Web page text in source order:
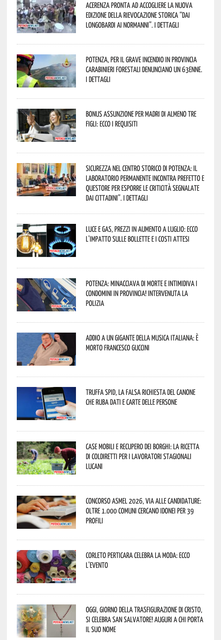
Acerenza pronta ad accogliere la nuova
edizione della rievocazione storica “Dai
Longobardi ai Normanni”. I dettagli
Potenza, per il grave incendio in Provincia
Carabinieri forestali denunciano un 63enne.
I dettagli
Bonus assunzione per madri di almeno tre
figli: ecco i requisiti
Sicurezza nel Centro Storico di Potenza: il
Laboratorio Permanente incontra Prefetto e
Questore per esporre le criticità segnalate
dai cittadini”. I dettagli
Luce e gas, prezzi in aumento a luglio: ecco
l’impatto sulle bollette e i costi attesi
Potenza: minacciava di morte e intimidiva i
condomini in provincia! Intervenuta la
Polizia
Addio a un gigante della musica italiana: è
morto Francesco Guccini
Truffa Spid, la falsa richiesta del canone
che ruba dati e carte delle persone
Case mobili e recupero dei borghi: la ricetta
di Coldiretti per i lavoratori stagionali
lucani
Concorso Asmel 2026, via alle candidature:
oltre 1.000 Comuni cercano idonei per 39
profili
Corleto Perticara celebra la moda: ecco
l’evento
Oggi, giorno della Trasfigurazione di Cristo,
si celebra San Salvatore! Auguri a chi porta
il suo nome